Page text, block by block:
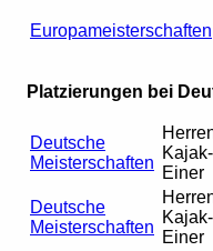
Europameisterschaften
Platzierungen bei
Deutsche
Meisterschaften
Kajak-
Einer
Deutsche
Meisterschaften
Kajak-
Einer